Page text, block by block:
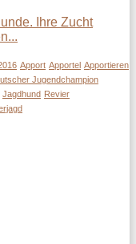
Ihre Zucht
Apport Apportel Apportieren
Jugendchampion
Jagdhund Revier